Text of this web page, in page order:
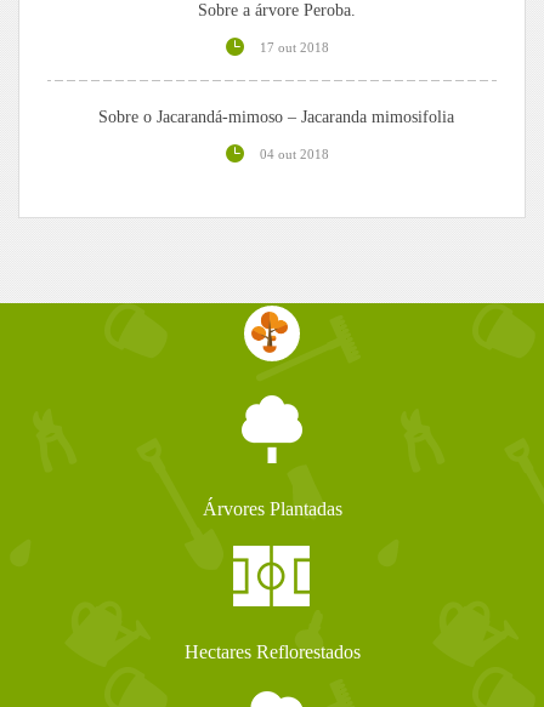
Sobre a árvore Peroba.
17 out 2018
Sobre o Jacarandá-mimoso – Jacaranda mimosifolia
04 out 2018
Árvores Plantadas
Hectares Reflorestados